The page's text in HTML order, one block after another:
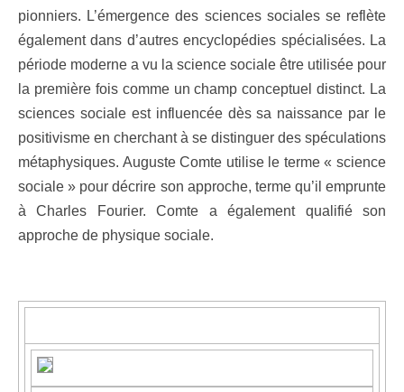
pionniers. L’émergence des sciences sociales se reflète
également dans d’autres encyclopédies spécialisées. La
période moderne a vu la science sociale être utilisée pour
la première fois comme un champ conceptuel distinct. La
sciences sociale est influencée dès sa naissance par le
positivisme en cherchant à se distinguer des spéculations
métaphysiques. Auguste Comte utilise le terme « science
sociale » pour décrire son approche, terme qu’il emprunte
à Charles Fourier. Comte a également qualifié son
approche de physique sociale.